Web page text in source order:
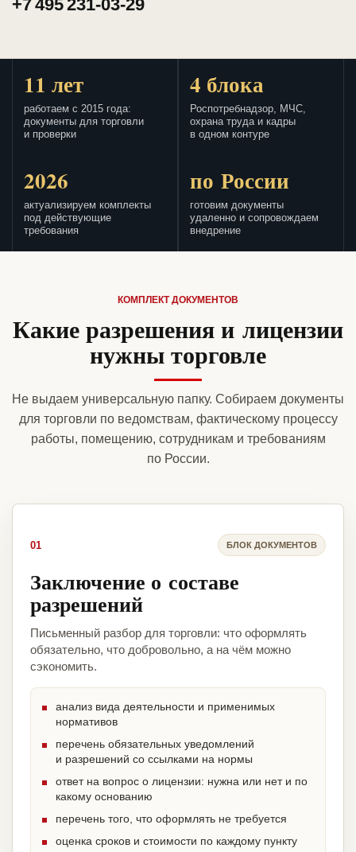
+7 495 231-03-29
11 лет
работаем с 2015 года:
документы для торговли
и проверки
4 блока
Роспотребнадзор, МЧС,
охрана труда и кадры
в одном контуре
2026
актуализируем комплекты
под действующие
требования
по России
готовим документы
удаленно и сопровождаем
внедрение
КОМПЛЕКТ ДОКУМЕНТОВ
Какие разрешения и лицензии
нужны торговле
Не выдаем универсальную папку. Собираем документы
для торговли по ведомствам, фактическому процессу
работы, помещению, сотрудникам и требованиям
по России.
01 БЛОК ДОКУМЕНТОВ
Заключение о составе
разрешений
Письменный разбор для торговли: что оформлять
обязательно, что добровольно, а на чём можно
сэкономить.
анализ вида деятельности и применимых
нормативов
перечень обязательных уведомлений
и разрешений со ссылками на нормы
ответ на вопрос о лицензии: нужна или нет и по
какому основанию
перечень того, что оформлять не требуется
оценка сроков и стоимости по каждому пункту